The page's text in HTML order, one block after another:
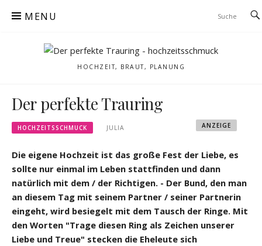
MENU
HOCHZEIT, BRAUT, PLANUNG
Der perfekte Trauring
HOCHZEITSSCHMUCK JULIA ANZEIGE
Die eigene Hochzeit ist das große Fest der Liebe, es
sollte nur einmal im Leben stattfinden und dann
natürlich mit dem / der Richtigen. - Der Bund, den man
an diesem Tag mit seinem Partner / seiner Partnerin
eingeht, wird besiegelt mit dem Tausch der Ringe. Mit
den Worten "Trage diesen Ring als Zeichen unserer
Liebe und Treue" stecken die Eheleute sich